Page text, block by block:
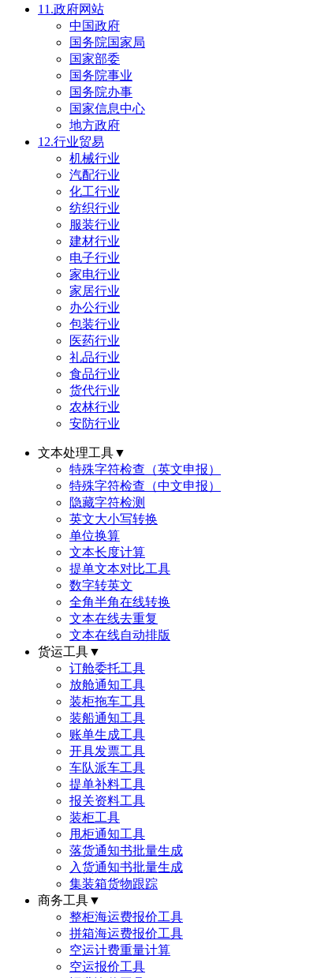
11.政府网站
中国政府
国务院国家局
国家部委
国务院事业
国务院办事
国家信息中心
地方政府
12.行业贸易
机械行业
汽配行业
化工行业
纺织行业
服装行业
建材行业
电子行业
家电行业
家居行业
办公行业
包装行业
医药行业
礼品行业
食品行业
货代行业
农林行业
安防行业
文本处理工具▼
特殊字符检查（英文申报）
特殊字符检查（中文申报）
隐藏字符检测
英文大小写转换
单位换算
文本长度计算
提单文本对比工具
数字转英文
全角半角在线转换
文本在线去重复
文本在线自动排版
货运工具▼
订舱委托工具
放舱通知工具
装柜拖车工具
装船通知工具
账单生成工具
开具发票工具
车队派车工具
提单补料工具
报关资料工具
装柜工具
甩柜通知工具
落货通知书批量生成
入货通知书批量生成
集装箱货物跟踪
商务工具▼
整柜海运费报价工具
拼箱海运费报价工具
空运计费重量计算
空运报价工具